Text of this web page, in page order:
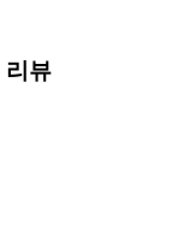
리뷰